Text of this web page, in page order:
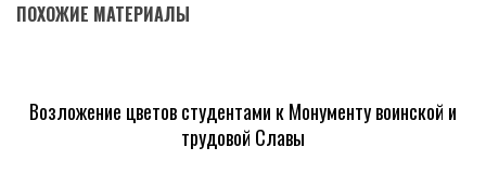
ПОХОЖИЕ МАТЕРИАЛЫ
Возложение цветов студентами к Монументу воинской и
трудовой Славы